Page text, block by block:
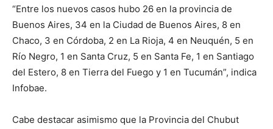
“Entre los nuevos casos hubo 26 en la provincia de
Buenos Aires, 34 en la Ciudad de Buenos Aires, 8 en
Chaco, 3 en Córdoba, 2 en La Rioja, 4 en Neuquén, 5 en
Río Negro, 1 en Santa Cruz, 5 en Santa Fe, 1 en Santiago
del Estero, 8 en Tierra del Fuego y 1 en Tucumán”, indica
Infobae.
Cabe destacar asimismo que la Provincia del Chubut